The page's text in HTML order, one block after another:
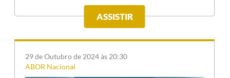
ASSISTIR
29 de Outubro de 2024 às 20:30
ABOR Nacional